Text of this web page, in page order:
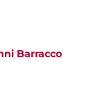
Barracco